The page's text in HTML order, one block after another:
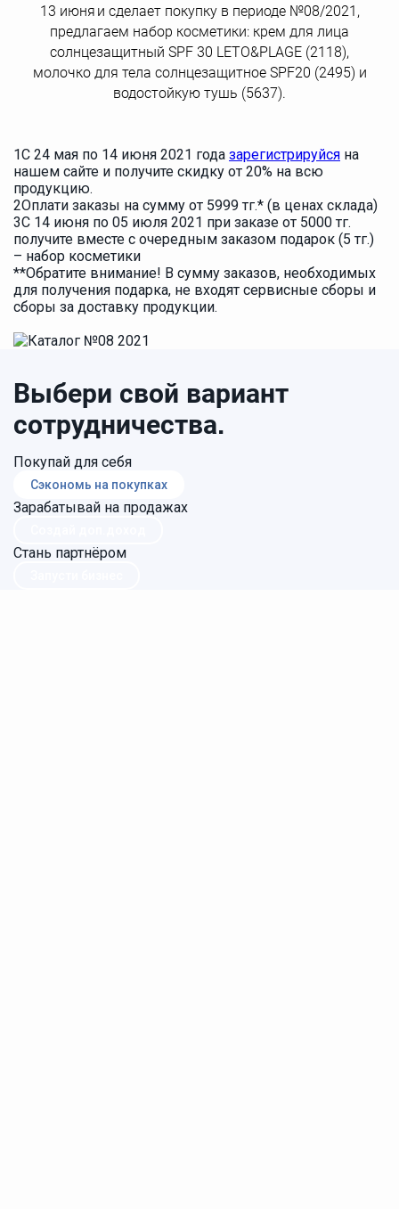
13 июня и сделает покупку в периоде №08/2021,
предлагаем набор косметики: крем для лица
солнцезащитный SPF 30 LETO&PLAGE (2118),
молочко для тела солнцезащитное SPF20 (2495) и
водостойкую тушь (5637).
1С 24 мая по 14 июня 2021 года зарегистрируйся на
нашем сайте и получите скидку от 20% на всю
продукцию.
2Оплати заказы на сумму от 5999 тг.* (в ценах склада)
3С 14 июня по 05 июля 2021 при заказе от 5000 тг.
получите вместе с очередным заказом подарок (5 тг.)
– набор косметики
**Обратите внимание! В сумму заказов, необходимых
для получения подарка, не входят сервисные сборы и
сборы за доставку продукции.
Выбери свой вариант
сотрудничества.
Покупай для себя
Сэкономь на покупках
Зарабатывай на продажах
Стань партнёром